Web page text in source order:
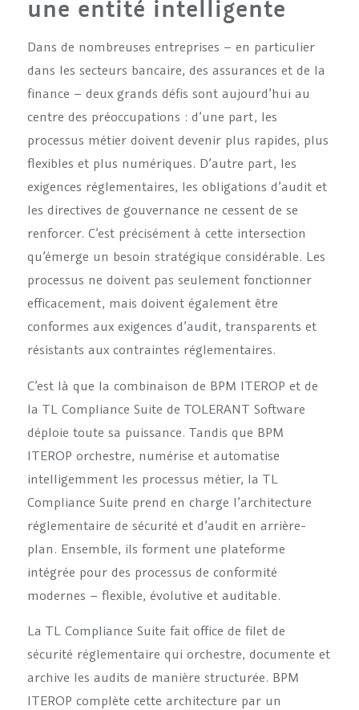
une entité intelligente
Dans de nombreuses entreprises – en particulier
dans les secteurs bancaire, des assurances et de la
finance – deux grands défis sont aujourd’hui au
centre des préoccupations : d’une part, les
processus métier doivent devenir plus rapides, plus
flexibles et plus numériques. D’autre part, les
exigences réglementaires, les obligations d’audit et
les directives de gouvernance ne cessent de se
renforcer. C’est précisément à cette intersection
qu’émerge un besoin stratégique considérable. Les
processus ne doivent pas seulement fonctionner
efficacement, mais doivent également être
conformes aux exigences d’audit, transparents et
résistants aux contraintes réglementaires.
C’est là que la combinaison de BPM ITEROP et de
la TL Compliance Suite de TOLERANT Software
déploie toute sa puissance. Tandis que BPM
ITEROP orchestre, numérise et automatise
intelligemment les processus métier, la TL
Compliance Suite prend en charge l’architecture
réglementaire de sécurité et d’audit en arrière-
plan. Ensemble, ils forment une plateforme
intégrée pour des processus de conformité
modernes – flexible, évolutive et auditable.
La TL Compliance Suite fait office de filet de
sécurité réglementaire qui orchestre, documente et
archive les audits de manière structurée. BPM
ITEROP complète cette architecture par un